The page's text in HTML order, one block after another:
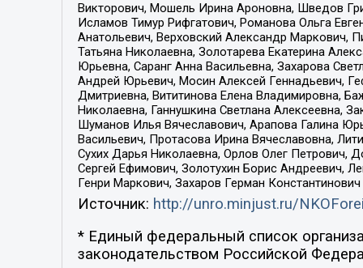
Викторович, Мошель Ирина Ароновна, Шведов
Исламов Тимур Рифгатович, Романова Ольга
Анатольевич, Верховский Александр Маркович,
Татьяна Николаевна, Золотарева Екатерина
Юрьевна, Саранг Анна Васильевна, Захарова
Андрей Юрьевич, Мосин Алексей Геннадьевич,
Дмитриевна, Вититинова Елена Владимировна,
Николаевна, Ганнушкина Светлана Алексеевна,
Шуманов Илья Вячеславович, Арапова Галина
Васильевич, Протасова Ирина Вячеславовна,
Сухих Дарья Николаевна, Орлов Олег Петрович,
Сергей Ефимович, Золотухин Борис Андреевич,
Генри Маркович, Захаров Герман Константинович
Источник: http://unro.minjust.ru/
* Единый федеральный список
законодательством Российской